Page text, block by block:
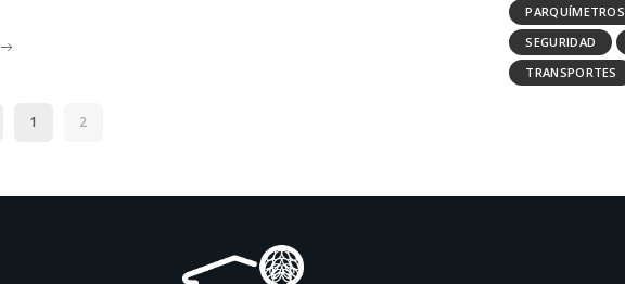
1 2
PARQUÍMETROS
SEGURIDAD
TRANSPORTES